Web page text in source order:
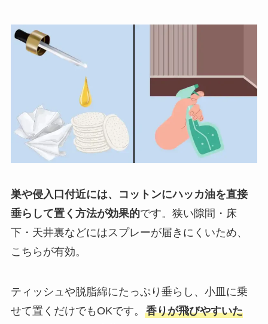
巣や侵入口付近には、コットンにハッカ油を直接
垂らして置く方法が効果的です。狭い隙間・床
下・天井裏などにはスプレーが届きにくいため、
こちらが有効。
ティッシュや脱脂綿にたっぷり垂らし、小皿に乗
せて置くだけでもOKです。 香りが飛びやすいた